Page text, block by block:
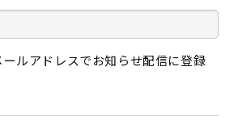
ールアドレスでお知らせ配信に登録